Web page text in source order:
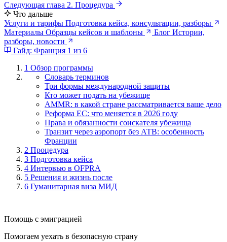
Следующая глава 2. Процедура
Что дальше
Услуги и тарифы Подготовка кейса, консультации, разборы
Материалы Образцы кейсов и шаблоны Блог Истории,
разборы, новости
Гайд: Франция 1 из 6
1 Обзор программы
Словарь терминов
Три формы международной защиты
Кто может подать на убежище
AMMR: в какой стране рассматривается ваше дело
Реформа ЕС: что меняется в 2026 году
Права и обязанности соискателя убежища
Транзит через аэропорт без АТВ: особенность
Франции
2 Процедура
3 Подготовка кейса
4 Интервью в OFPRA
5 Решения и жизнь после
6 Гуманитарная виза МИД
Помощь с эмиграцией
Помогаем уехать в безопасную страну